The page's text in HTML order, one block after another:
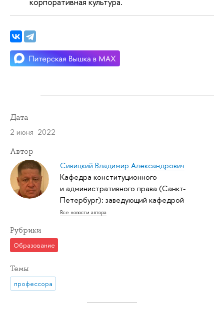
Дата
2 июня 2022
Автор
Сивицкий Владимир Александрович
Кафедра конституционного
и административного права (Санкт-
Петербург): заведующий кафедрой
Все новости автора
Рубрики
Образование
Темы
профессора